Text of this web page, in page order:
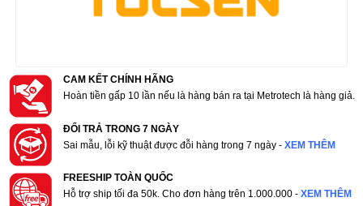
CAM KẾT CHÍNH HÃNG
Hoàn tiền gấp 10 lần nếu là hàng bán ra tại Metrotech là hàng giả.
ĐỔI TRẢ TRONG 7 NGÀY
Sai mẫu, lỗi kỹ thuật được đỗi hàng trong 7 ngày - XEM THÊM
FREESHIP TOÀN QUỐC
Hỗ trợ ship tối đa 50k. Cho đơn hàng trên 1.000.000 - XEM THÊM